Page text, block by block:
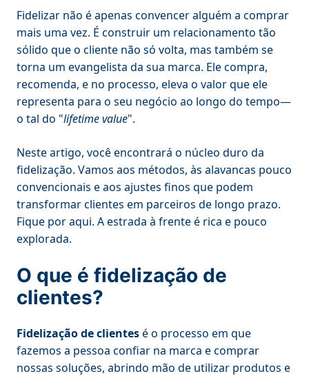
Fidelizar não é apenas convencer alguém a comprar
mais uma vez. É construir um relacionamento tão
sólido que o cliente não só volta, mas também se
torna um evangelista da sua marca. Ele compra,
recomenda, e no processo, eleva o valor que ele
representa para o seu negócio ao longo do tempo—
o tal do "lifetime value".
Neste artigo, você encontrará o núcleo duro da
fidelização. Vamos aos métodos, às alavancas pouco
convencionais e aos ajustes finos que podem
transformar clientes em parceiros de longo prazo.
Fique por aqui. A estrada à frente é rica e pouco
explorada.
O que é fidelização de
clientes?
Fidelização de clientesé o processo em que
fazemos a pessoa confiar na marca e comprar
nossas soluções, abrindo mão de utilizar produtos e